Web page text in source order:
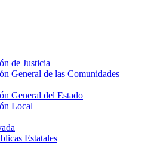
de Justicia
General de las Comunidades
General del Estado
Local
Estatales